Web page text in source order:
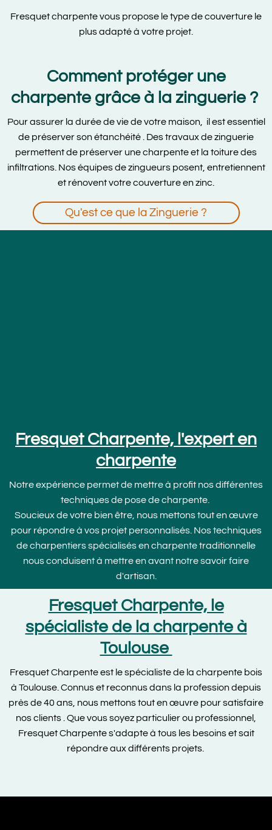
Fresquet charpente vous propose le type de couverture le
plus adapté à votre projet.
Comment protéger une
charpente grâce à la zinguerie ?
Pour assurer la durée de vie de votre maison, il est essentiel
de préserver son étanchéité . Des travaux de zinguerie
permettent de préserver une charpente et la toiture des
infiltrations. Nos équipes de zingueurs posent, entretiennent
et rénovent votre couverture en zinc.
Qu'est ce que la Zinguerie ?
Fresquet Charpente, l'expert en
charpente
Notre expérience permet de mettre à profit nos différentes
techniques de pose de charpente.
Soucieux de votre bien être, nous mettons tout en œuvre
pour répondre à vos projet personnalisés. Nos techniques
de charpentiers spécialisés en charpente traditionnelle
nous conduisent à mettre en avant notre savoir faire
d'artisan.
Fresquet Charpente, le
spécialiste de la charpente à
Toulouse
Fresquet Charpente est le spécialiste de la charpente bois
à Toulouse. Connus et reconnus dans la profession depuis
près de 40 ans, nous mettons tout en œuvre pour satisfaire
nos clients . Que vous soyez particulier ou professionnel,
Fresquet Charpente s'adapte à tous les besoins et sait
répondre aux différents projets.